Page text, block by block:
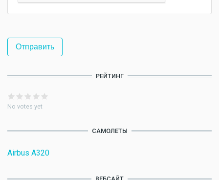
РЕЙТИНГ
No votes yet
САМОЛЕТЫ
Airbus A320